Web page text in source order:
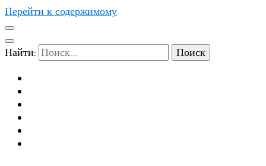
Перейти к содержимому
Найти: